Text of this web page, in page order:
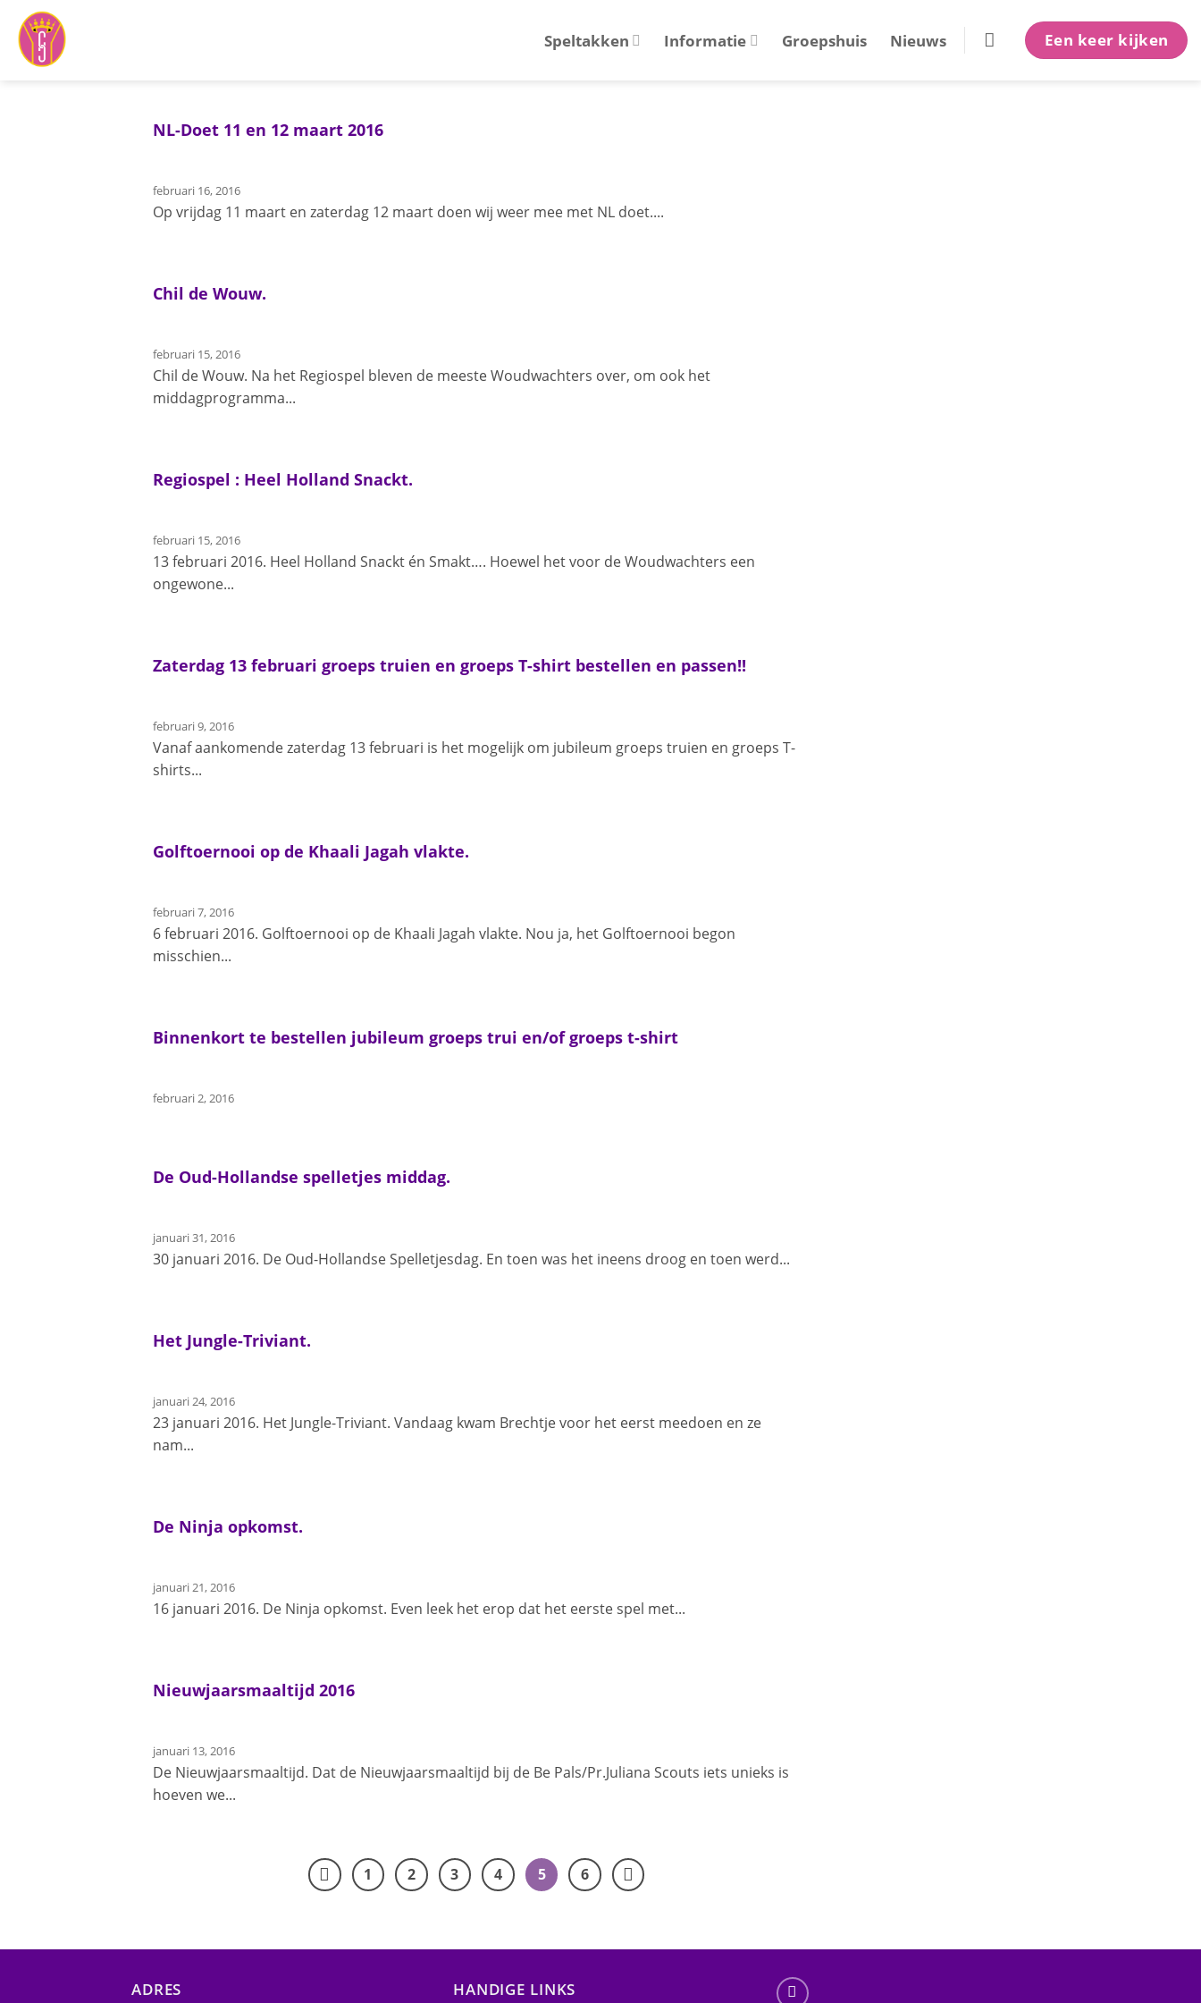
naar
inhoud
Speltakken Informatie Groepshuis Nieuws Een keer kijken
NL-Doet 11 en 12 maart 2016
februari 16, 2016
Op vrijdag 11 maart en zaterdag 12 maart doen wij weer mee met NL doet....
Chil de Wouw.
februari 15, 2016
Chil de Wouw. Na het Regiospel bleven de meeste Woudwachters over, om ook het
middagprogramma...
Regiospel : Heel Holland Snackt.
februari 15, 2016
13 februari 2016. Heel Holland Snackt én Smakt…. Hoewel het voor de Woudwachters een
ongewone...
Zaterdag 13 februari groeps truien en groeps T-shirt bestellen en passen!!
februari 9, 2016
Vanaf aankomende zaterdag 13 februari is het mogelijk om jubileum groeps truien en groeps T-
shirts...
Golftoernooi op de Khaali Jagah vlakte.
februari 7, 2016
6 februari 2016. Golftoernooi op de Khaali Jagah vlakte. Nou ja, het Golftoernooi begon
misschien...
Binnenkort te bestellen jubileum groeps trui en/of groeps t-shirt
februari 2, 2016
De Oud-Hollandse spelletjes middag.
januari 31, 2016
30 januari 2016. De Oud-Hollandse Spelletjesdag. En toen was het ineens droog en toen werd...
Het Jungle-Triviant.
januari 24, 2016
23 januari 2016. Het Jungle-Triviant. Vandaag kwam Brechtje voor het eerst meedoen en ze
nam...
De Ninja opkomst.
januari 21, 2016
16 januari 2016. De Ninja opkomst. Even leek het erop dat het eerste spel met...
Nieuwjaarsmaaltijd 2016
januari 13, 2016
De Nieuwjaarsmaaltijd. Dat de Nieuwjaarsmaaltijd bij de Be Pals/Pr.Juliana Scouts iets unieks is
hoeven we...
1 2 3 4 5 6
ADRES
HANDIGE LINKS